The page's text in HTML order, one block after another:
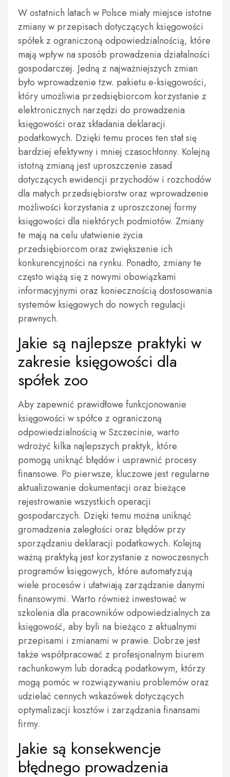
W ostatnich latach w Polsce miały miejsce istotne
zmiany w przepisach dotyczących księgowości
spółek z ograniczoną odpowiedzialnością, które
mają wpływ na sposób prowadzenia działalności
gospodarczej. Jedną z najważniejszych zmian
było wprowadzenie tzw. pakietu e-księgowości,
który umożliwia przedsiębiorcom korzystanie z
elektronicznych narzędzi do prowadzenia
księgowości oraz składania deklaracji
podatkowych. Dzięki temu proces ten stał się
bardziej efektywny i mniej czasochłonny. Kolejną
istotną zmianą jest uproszczenie zasad
dotyczących ewidencji przychodów i rozchodów
dla małych przedsiębiorstw oraz wprowadzenie
możliwości korzystania z uproszczonej formy
księgowości dla niektórych podmiotów. Zmiany
te mają na celu ułatwienie życia
przedsiębiorcom oraz zwiększenie ich
konkurencyjności na rynku. Ponadto, zmiany te
często wiążą się z nowymi obowiązkami
informacyjnymi oraz koniecznością dostosowania
systemów księgowych do nowych regulacji
prawnych.
Jakie są najlepsze praktyki w
zakresie księgowości dla
spółek zoo
Aby zapewnić prawidłowe funkcjonowanie
księgowości w spółce z ograniczoną
odpowiedzialnością w Szczecinie, warto
wdrożyć kilka najlepszych praktyk, które
pomogą uniknąć błędów i usprawnić procesy
finansowe. Po pierwsze, kluczowe jest regularne
aktualizowanie dokumentacji oraz bieżące
rejestrowanie wszystkich operacji
gospodarczych. Dzięki temu można uniknąć
gromadzenia zaległości oraz błędów przy
sporządzaniu deklaracji podatkowych. Kolejną
ważną praktyką jest korzystanie z nowoczesnych
programów księgowych, które automatyzują
wiele procesów i ułatwiają zarządzanie danymi
finansowymi. Warto również inwestować w
szkolenia dla pracowników odpowiedzialnych za
księgowość, aby byli na bieżąco z aktualnymi
przepisami i zmianami w prawie. Dobrze jest
także współpracować z profesjonalnym biurem
rachunkowym lub doradcą podatkowym, którzy
mogą pomóc w rozwiązywaniu problemów oraz
udzielać cennych wskazówek dotyczących
optymalizacji kosztów i zarządzania finansami
firmy.
Jakie są konsekwencje
błędnego prowadzenia